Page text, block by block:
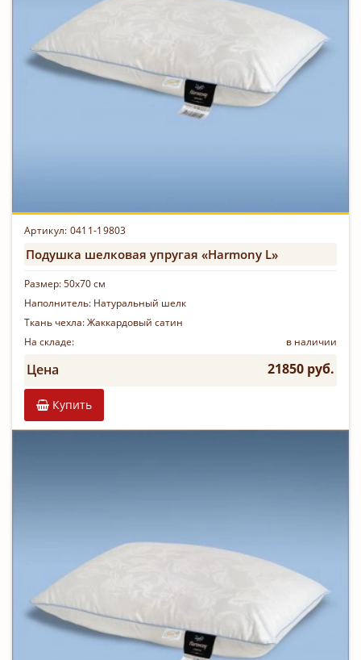
Артикул: 0411-19803
Подушка шелковая упругая «Harmony L»
Размер:50х70 см
Наполнитель: Натуральный шелк
Ткань чехла:Жаккардовый сатин
На складе:
в наличии
Цена 21850 руб.
Купить